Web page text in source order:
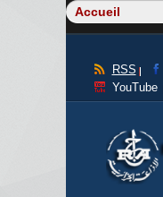
RSS
YouTube